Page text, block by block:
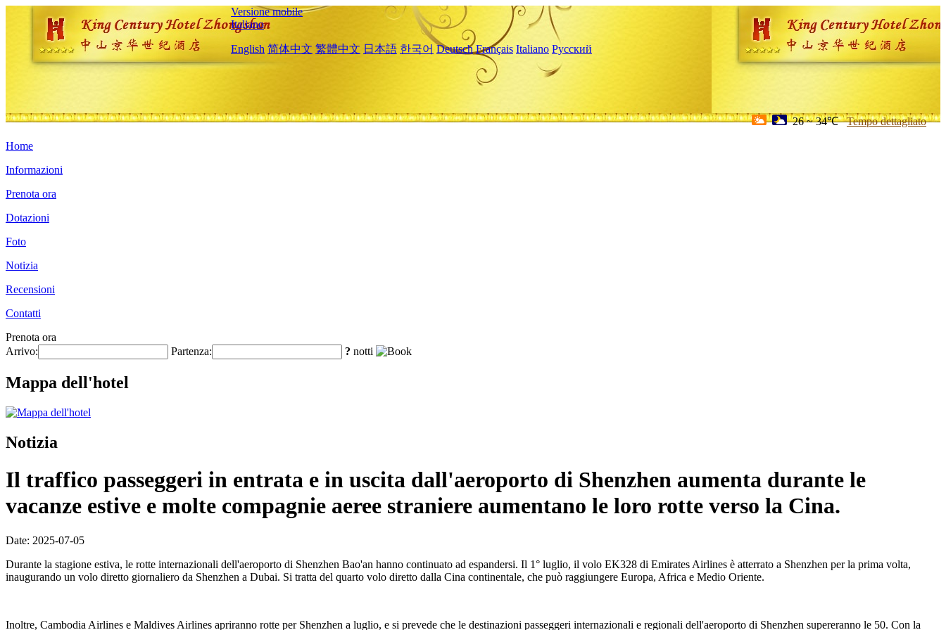
Versione mobile
Italiano
English 简体中文 繁體中文 日本語 한국어 Deutsch Français Italiano Русский
26 ~ 34℃ Tempo dettagliato
Home
Informazioni
Prenota ora
Dotazioni
Foto
Notizia
Recensioni
Contatti
Prenota ora
Arrivo:
Partenza: ? notti
Mappa dell'hotel
Notizia
Il traffico passeggeri in entrata e in uscita dall'aeroporto di Shenzhen aumenta durante le
vacanze estive e molte compagnie aeree straniere aumentano le loro rotte verso la Cina.
Date: 2025-07-05
Durante la stagione estiva, le rotte internazionali dell'aeroporto di Shenzhen Bao'an hanno continuato ad espandersi. Il 1° luglio, il volo EK328 di Emirates Airlines è atterrato a Shenzhen per la prima volta,
inaugurando un volo diretto giornaliero da Shenzhen a Dubai. Si tratta del quarto volo diretto dalla Cina continentale, che può raggiungere Europa, Africa e Medio Oriente.
Inoltre, Cambodia Airlines e Maldives Airlines apriranno rotte per Shenzhen a luglio, e si prevede che le destinazioni passeggeri internazionali e regionali dell'aeroporto di Shenzhen supereranno le 50. Con la